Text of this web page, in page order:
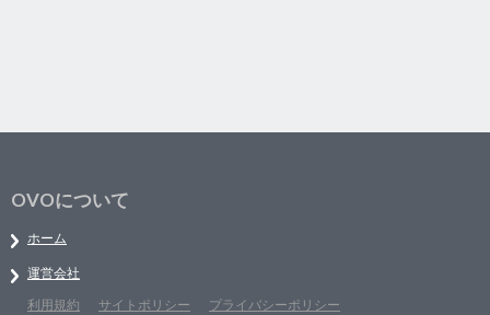
OVOについて
ホーム
運営会社
利用規約
サイトポリシー プライバシーポリシー